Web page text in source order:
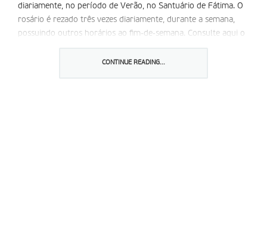
diariamente, no período de Verão, no Santuário de Fátima. O
rosário é rezado três vezes diariamente, durante a semana,
possuindo outros horários ao fim-de-semana. Consulte aqui o
CONTINUE READING...